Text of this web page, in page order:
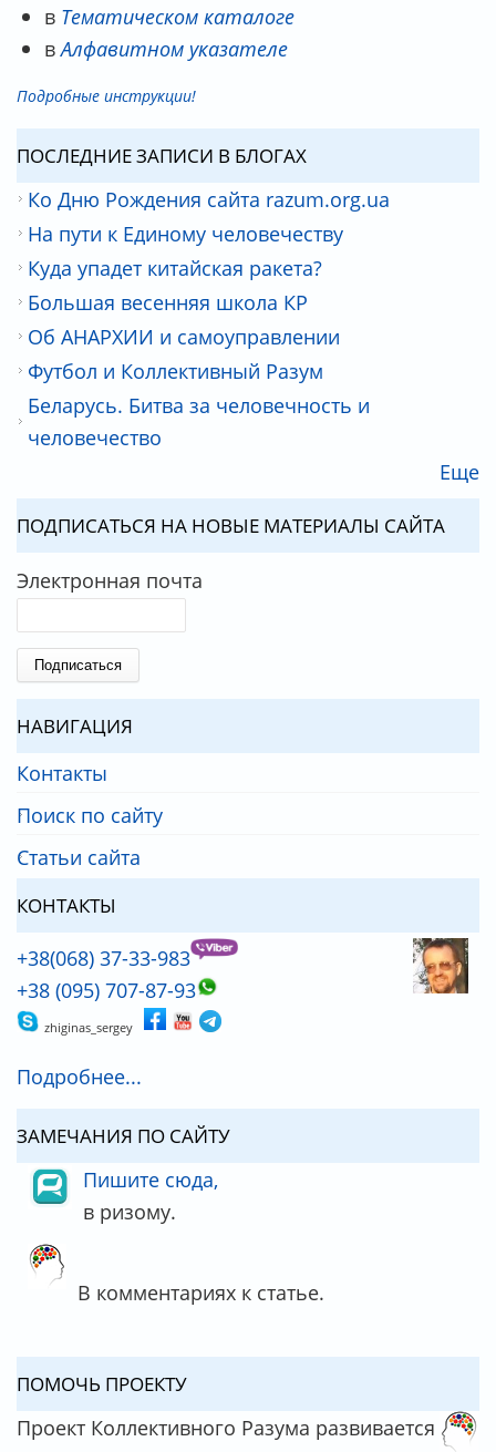
в Тематическом каталоге
вАлфавитном указателе
Подробные инструкции!
ПОСЛЕДНИЕ ЗАПИСИ В БЛОГАХ
Ко Дню Рождения сайта razum.org.ua
На пути к Единому человечеству
Куда упадет китайская ракета?
Большая весенняя школа КР
Об АНАРХИИ и самоуправлении
Футбол и Коллективный Разум
Беларусь. Битва за человечность и
человечество
Еще
ПОДПИСАТЬСЯ НА НОВЫЕ МАТЕРИАЛЫ САЙТА
Электронная почта
НАВИГАЦИЯ
Контакты
Поиск по сайту
Статьи сайта
КОНТАКТЫ
+38(068) 37-33-983
+38 (095) 707-87-93
zhiginas_sergey
Подробнее...
ЗАМЕЧАНИЯ ПО САЙТУ
Пишите сюда,
в ризому.
В комментариях к статье.
ПОМОЧЬ ПРОЕКТУ
Проект Коллективного Разума развивается